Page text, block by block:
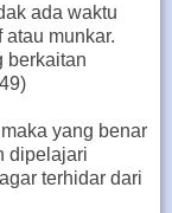
ada waktu
munkar.
berkaitan
yang benar
dipelajari
terhidar dari